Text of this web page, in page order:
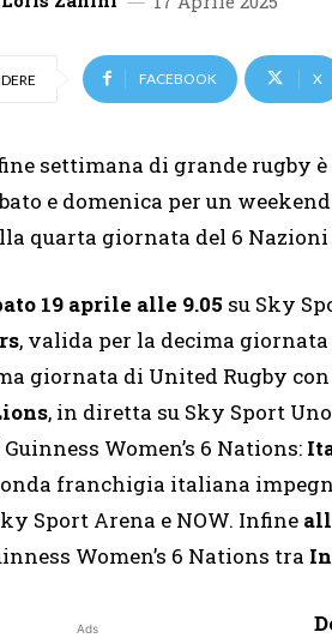
FACEBOOK X
settimana di grande rugby
e domenica per un
quarta giornata del 6
19 aprile alle 9.05 su Sky
, valida per la decima giornata
giornata di United Rugby
, in diretta su Sky Sport Uno
Women’s 6 Nations:
franchigia italiana
Sport Arena e NOW. Infine
Women’s 6 Nations tra
Ads